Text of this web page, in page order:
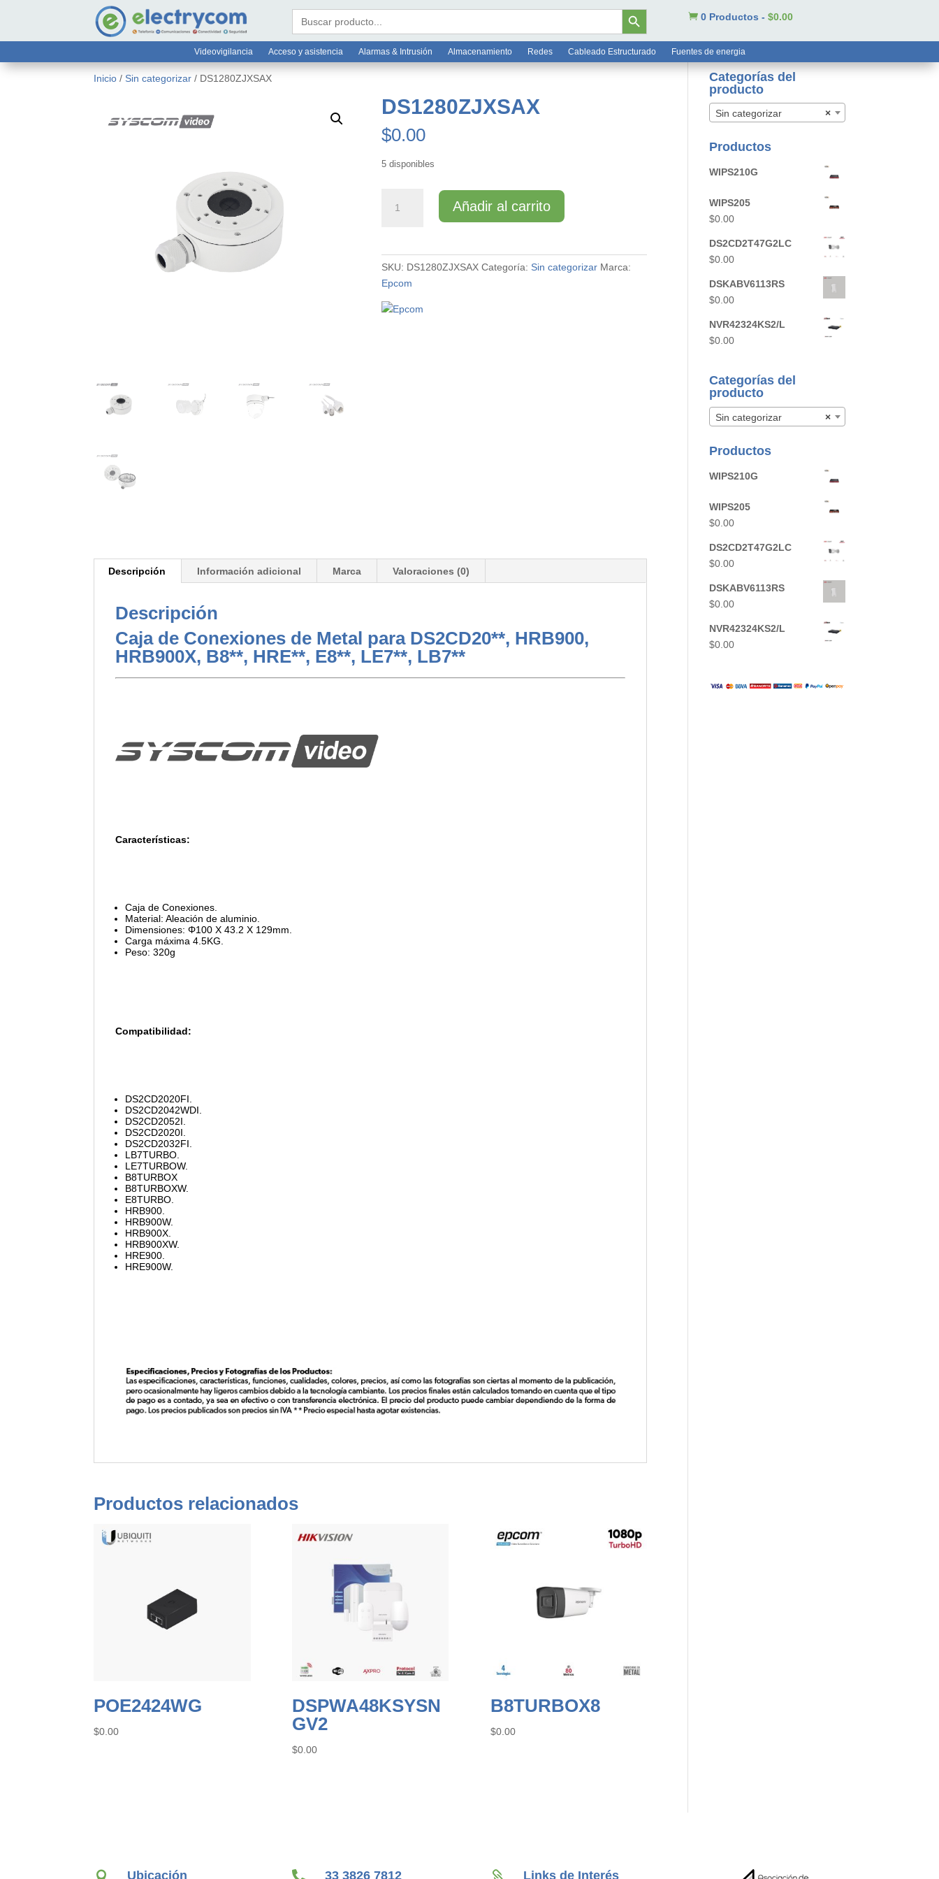
 online@electrycom.mx 33 3826 7812
Buscar: Botón de búsqueda
 0 Productos - $0.00
Videovigilancia Acceso y asistencia Alarmas & Intrusión Almacenamiento Redes Cableado Estructurado Fuentes de energia
Inicio / Sin categorizar / DS1280ZJXSAX
DS1280ZJXSAX
$0.00
5 disponibles
DS1280ZJXSAX
cantidad
Añadir al carrito
SKU: DS1280ZJXSAX Categoría: Sin categorizar Marca:
Epcom
Descripción Información adicional Marca Valoraciones (0)
Descripción
Caja de Conexiones de Metal para DS2CD20**, HRB900,
HRB900X, B8**, HRE**, E8**, LE7**, LB7**
Características:
Caja de Conexiones.
Material: Aleación de aluminio.
Dimensiones: Φ100 X 43.2 X 129mm.
Carga máxima 4.5KG.
Peso: 320g
Compatibilidad:
DS2CD2020FI.
DS2CD2042WDI.
DS2CD2052I.
DS2CD2020I.
DS2CD2032FI.
LB7TURBO.
LE7TURBOW.
B8TURBOX
B8TURBOXW.
E8TURBO.
HRB900.
HRB900W.
HRB900X.
HRB900XW.
HRE900.
HRE900W.
Productos relacionados
POE2424WG
$0.00
DSPWA48KSYSN
GV2
$0.00
B8TURBOX8
$0.00
Categorías del
producto
×
Sin categorizar
Productos
WIPS210G
WIPS205
$0.00
DS2CD2T47G2LC
$0.00
DSKABV6113RS
$0.00
NVR42324KS2/L
$0.00
Categorías del
producto
×
Sin categorizar
Productos
WIPS210G
WIPS205
$0.00
DS2CD2T47G2LC
$0.00
DSKABV6113RS
$0.00
NVR42324KS2/L
$0.00
Ubicación  33 3826 7812 Links de Interés